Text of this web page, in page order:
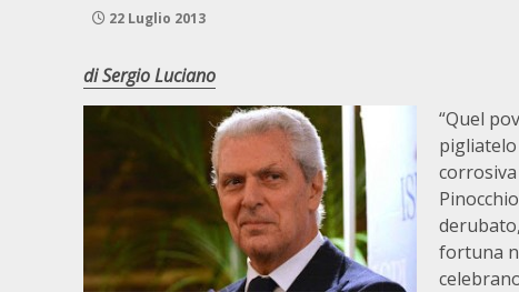
22 Luglio 2013
di Sergio Luciano
“Quel
fortuna